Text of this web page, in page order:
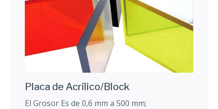
Placa de Acrílico/Block
El Grosor Es de 0,6 mm a 500 mm;